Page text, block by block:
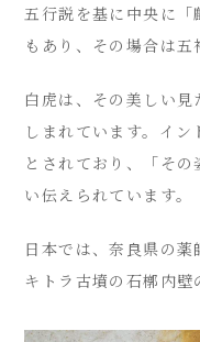
五行説を基に中央に「
もあり、その場合は五
白虎は、その美しい
しまれています。イ
とされており、「そ
い伝えられています。
日本では、奈良県の
キトラ古墳の石槨内